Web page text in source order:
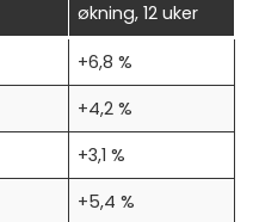
økning, 12 uker
+6,8 %
+4,2 %
+3,1 %
+5,4 %